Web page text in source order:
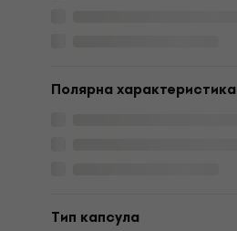
Полярна характеристика
Тип капсула